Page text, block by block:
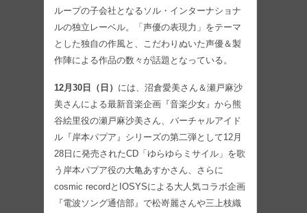
ループの子会社となるソル・インターナショナ
ルの独立レーベル。「声優の表現力」をテーマ
とした独自の作風と、こだわりぬいた声優＆製
作陣による作品の数々が話題となっている。
12月30日（日） には、沼倉愛美さん＆瀬戸麻沙
美さんによる最新音楽企画『音楽少女』から熊
谷絵里役の瀬戸麻沙美さん、バーチャルアイド
ル『岸本パプア』シリーズの第二弾として12月
28日に発売されたCD「ゆらゆらミサイル」を歌
う岸本パプア役の大亀あすかさん、さらに
cosmic recordとIOSYSによる大人気コラボ企画
『電波ソング通信部』で松嵜麗さんや三上枝織